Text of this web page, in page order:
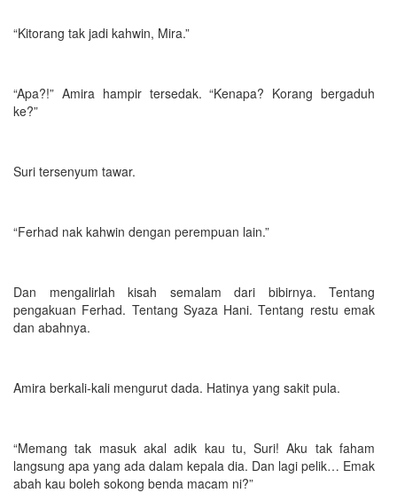
“Kitorang tak jadi kahwin, Mira.”
“Apa?!” Amira hampir tersedak. “Kenapa? Korang bergaduh
ke?”
Suri tersenyum tawar.
“Ferhad nak kahwin dengan perempuan lain.”
Dan mengalirlah kisah semalam dari bibirnya. Tentang
pengakuan Ferhad. Tentang Syaza Hani. Tentang restu emak
dan abahnya.
Amira berkali-kali mengurut dada. Hatinya yang sakit pula.
“Memang tak masuk akal adik kau tu, Suri! Aku tak faham
langsung apa yang ada dalam kepala dia. Dan lagi pelik… Emak
abah kau boleh sokong benda macam ni?”